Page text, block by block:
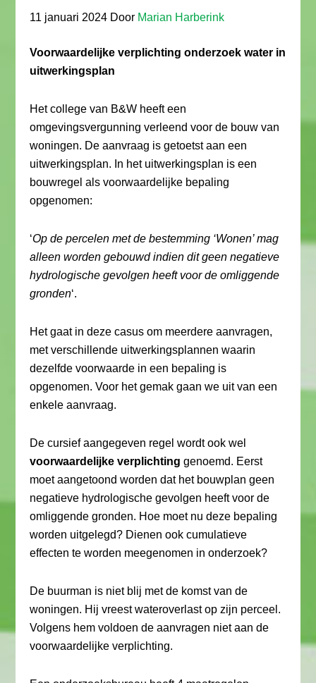
11 januari 2024 Door Marian Harberink
Voorwaardelijke verplichting onderzoek water in
uitwerkingsplan
Het college van B&W heeft een
omgevingsvergunning verleend voor de bouw van
woningen. De aanvraag is getoetst aan een
uitwerkingsplan. In het uitwerkingsplan is een
bouwregel als voorwaardelijke bepaling
opgenomen:
‘Op de percelen met de bestemming ‘Wonen’ mag
alleen worden gebouwd indien dit geen negatieve
hydrologische gevolgen heeft voor de omliggende
gronden‘.
Het gaat in deze casus om meerdere aanvragen,
met verschillende uitwerkingsplannen waarin
dezelfde voorwaarde in een bepaling is
opgenomen. Voor het gemak gaan we uit van een
enkele aanvraag.
De cursief aangegeven regel wordt ook wel
voorwaardelijke verplichting genoemd. Eerst
moet aangetoond worden dat het bouwplan geen
negatieve hydrologische gevolgen heeft voor de
omliggende gronden. Hoe moet nu deze bepaling
worden uitgelegd? Dienen ook cumulatieve
effecten te worden meegenomen in onderzoek?
De buurman is niet blij met de komst van de
woningen. Hij vreest wateroverlast op zijn perceel.
Volgens hem voldoen de aanvragen niet aan de
voorwaardelijke verplichting.